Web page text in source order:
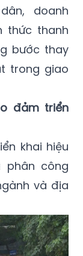
doanh
thức thanh
bước thay
trong giao
đảm triển
khai hiệu
phân công
và địa